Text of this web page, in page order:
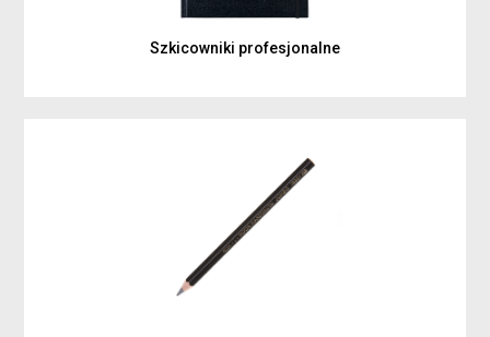
Szkicowniki profesjonalne